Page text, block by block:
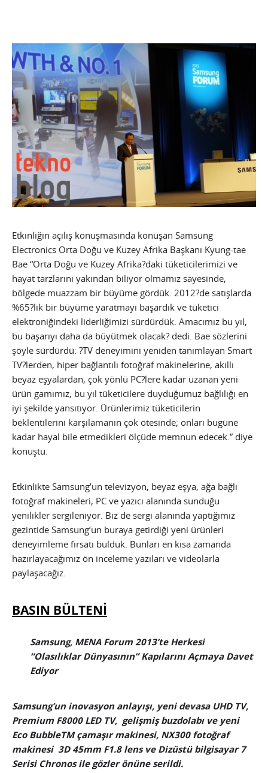
Etkinliğin açılış konuşmasında konuşan Samsung
Electronics Orta Doğu ve Kuzey Afrika Başkanı Kyung-tae
Bae “Orta Doğu ve Kuzey Afrika?daki tüketicilerimizi ve
hayat tarzlarını yakından biliyor olmamız sayesinde,
bölgede muazzam bir büyüme gördük. 2012?de satışlarda
%65?lik bir büyüme yaratmayı başardık ve tüketici
elektroniğindeki liderliğimizi sürdürdük. Amacımız bu yıl,
bu başarıyı daha da büyütmek olacak? dedi. Bae sözlerini
şöyle sürdürdü: ?TV deneyimini yeniden tanımlayan Smart
TV?lerden, hiper bağlantılı fotoğraf makinelerine, akıllı
beyaz eşyalardan, çok yönlü PC?lere kadar uzanan yeni
ürün gamımız, bu yıl tüketicilere duyduğumuz bağlılığı en
iyi şekilde yansıtıyor. Ürünlerimiz tüketicilerin
beklentilerini karşılamanın çok ötesinde; onları bugüne
kadar hayal bile etmedikleri ölçüde memnun edecek.” diye
konuştu.
Etkinlikte Samsung’un televizyon, beyaz eşya, ağa bağlı
fotoğraf makineleri, PC ve yazıcı alanında sunduğu
yenilikler sergileniyor. Biz de sergi alanında yaptığımız
gezintide Samsung’un buraya getirdiği yeni ürünleri
deneyimleme fırsatı bulduk. Bunları en kısa zamanda
hazırlayacağımız ön inceleme yazıları ve videolarla
paylaşacağız.
BASIN BÜLTENİ
Samsung, MENA Forum 2013’te Herkesi
“Olasılıklar Dünyasının” Kapılarını Açmaya Davet
Ediyor
Samsung’un inovasyon anlayışı, yeni devasa UHD TV,
Premium F8000 LED TV, gelişmiş buzdolabı ve yeni
Eco BubbleTM çamaşır makinesi, NX300 fotoğraf
makinesi 3D 45mm F1.8 lens ve Dizüstü bilgisayar 7
Serisi Chronos ile gözler önüne serildi.